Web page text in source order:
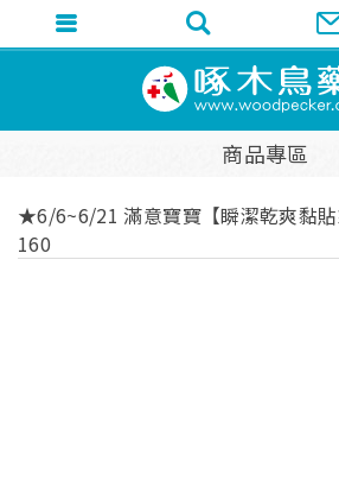
商品專區
★6/6~6/21 滿意寶寶【瞬潔乾爽黏
160